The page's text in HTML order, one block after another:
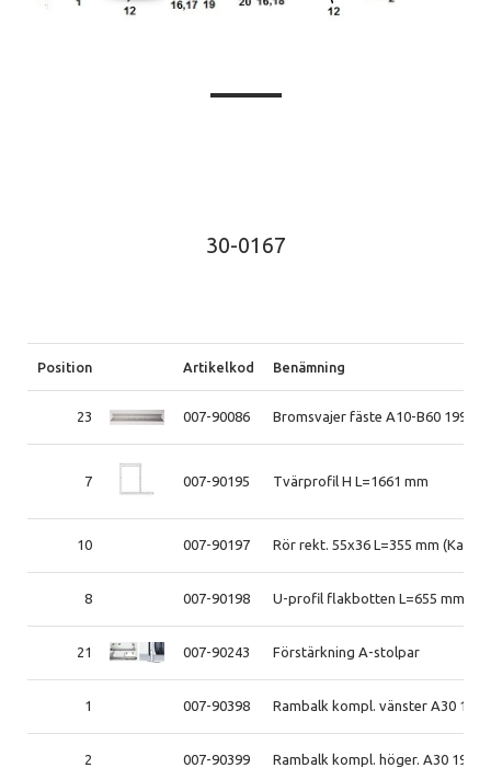
30-0167
Position Artikelkod Benämning
23 007-90086 Bromsvajer fäste A10-B60 1998-
7 007-90195 Tvärprofil H L=1661 mm
10 007-90197 Rör rekt. 55x36 L=355 mm (Kap)
8 007-90198 U-profil flakbotten L=655 mm
21 007-90243 Förstärkning A-stolpar
1 007-90398 Rambalk kompl. vänster A30
2 007-90399 Rambalk kompl. höger. A30 1998-